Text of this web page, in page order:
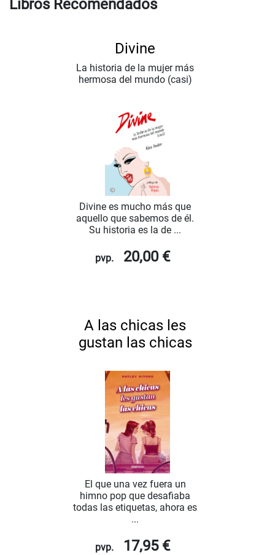
Libros Recomendados
Divine
La historia de la mujer más
hermosa del mundo (casi)
Divine es mucho más que
aquello que sabemos de él.
Su historia es la de ...
pvp. 20,00 €
A las chicas les
gustan las chicas
El que una vez fuera un
himno pop que desafiaba
todas las etiquetas, ahora es
...
pvp. 17,95 €